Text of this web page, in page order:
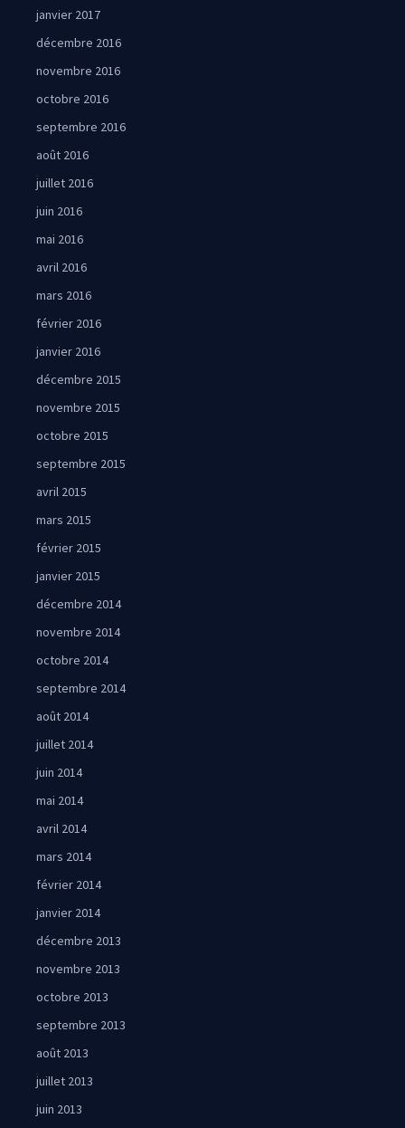
janvier 2017
décembre 2016
novembre 2016
octobre 2016
septembre 2016
août 2016
juillet 2016
juin 2016
mai 2016
avril 2016
mars 2016
février 2016
janvier 2016
décembre 2015
novembre 2015
octobre 2015
septembre 2015
avril 2015
mars 2015
février 2015
janvier 2015
décembre 2014
novembre 2014
octobre 2014
septembre 2014
août 2014
juillet 2014
juin 2014
mai 2014
avril 2014
mars 2014
février 2014
janvier 2014
décembre 2013
novembre 2013
octobre 2013
septembre 2013
août 2013
juillet 2013
juin 2013